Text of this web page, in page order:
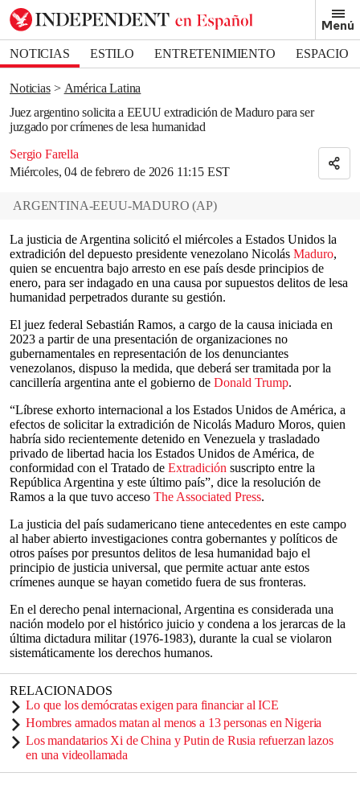
Menú
NOTICIAS ESTILO ENTRETENIMIENTO
ESPACIO
DEPORTES
Noticias
América Latina
Juez argentino solicita a EEUU extradición de Maduro para ser
juzgado por crímenes de lesa humanidad
Sergio Farella
Miércoles, 04 de febrero de 2026 11:15 EST
Bookmark popover
Removed from bookmarks
Close popover
ARGENTINA-EEUU-MADURO (AP)
La justicia de Argentina solicitó el miércoles a Estados Unidos la
extradición del depuesto presidente venezolano Nicolás Maduro,
quien se encuentra bajo arresto en ese país desde principios de
enero, para ser indagado en una causa por supuestos delitos de lesa
humanidad perpetrados durante su gestión.
El juez federal Sebastián Ramos, a cargo de la causa iniciada en
2023 a partir de una presentación de organizaciones no
gubernamentales en representación de los denunciantes
venezolanos, dispuso la medida, que deberá ser tramitada por la
cancillería argentina ante el gobierno de Donald Trump.
“Líbrese exhorto internacional a los Estados Unidos de América, a
efectos de solicitar la extradición de Nicolás Maduro Moros, quien
habría sido recientemente detenido en Venezuela y trasladado
privado de libertad hacia los Estados Unidos de América, de
conformidad con el Tratado de Extradición suscripto entre la
República Argentina y este último país”, dice la resolución de
Ramos a la que tuvo acceso The Associated Press.
La justicia del país sudamericano tiene antecedentes en este campo
al haber abierto investigaciones contra gobernantes y políticos de
otros países por presuntos delitos de lesa humanidad bajo el
principio de justicia universal, que permite actuar ante estos
crímenes aunque se hayan cometido fuera de sus fronteras.
En el derecho penal internacional, Argentina es considerada una
nación modelo por el histórico juicio y condena a los jerarcas de la
última dictadura militar (1976-1983), durante la cual se violaron
sistemáticamente los derechos humanos.
RELACIONADOS
Lo que los demócratas exigen para financiar al ICE
Hombres armados matan al menos a 13 personas en Nigeria
Los mandatarios Xi de China y Putin de Rusia refuerzan lazos
en una videollamada